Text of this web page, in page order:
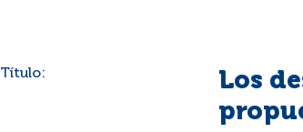
Título:
Los